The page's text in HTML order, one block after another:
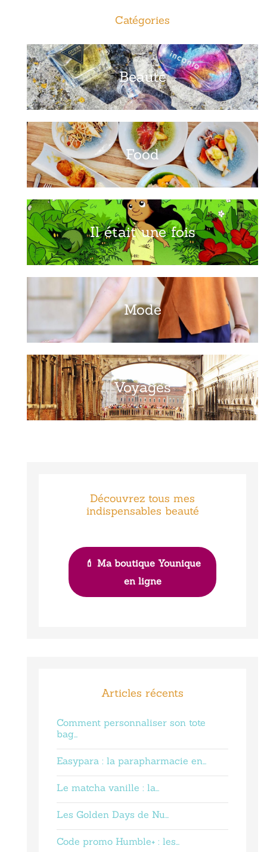
Catégories
Beauté
Food
Il était une fois
Mode
Voyages
Découvrez tous mes
indispensables beauté
💄 Ma boutique Younique
en ligne
Articles récents
Comment personnaliser son tote
bag…
Easypara : la parapharmacie en…
Le matcha vanille : la…
Les Golden Days de Nu…
Code promo Humble+ : les…